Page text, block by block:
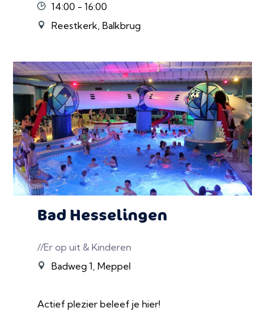
14:00 - 16:00
Reestkerk, Balkbrug
Bad Hesselingen
//Er op uit & Kinderen
Badweg 1, Meppel
Actief plezier beleef je hier!